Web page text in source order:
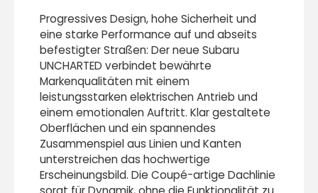
Progressives Design, hohe Sicherheit und
eine starke Performance auf und abseits
befestigter Straßen: Der neue Subaru
UNCHARTED verbindet bewährte
Markenqualitäten mit einem
leistungsstarken elektrischen Antrieb und
einem emotionalen Auftritt. Klar gestaltete
Oberflächen und ein spannendes
Zusammenspiel aus Linien und Kanten
unterstreichen das hochwertige
Erscheinungsbild. Die Coupé-artige Dachlinie